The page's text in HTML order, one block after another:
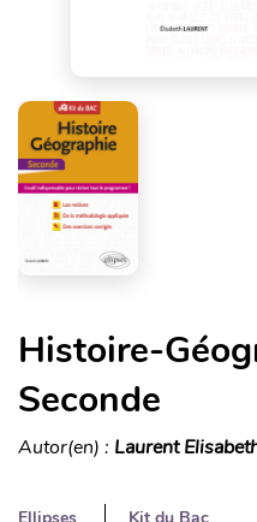
Histoire-
Seconde
Autor(en) : Laurent